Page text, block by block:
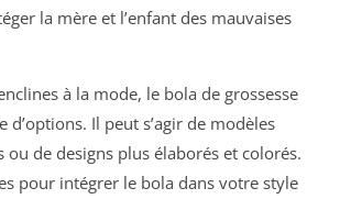
la mère et l’enfant des mauvaises
à la mode, le bola de grossesse
Il peut s’agir de modèles
ou de designs plus élaborés et colorés.
pour intégrer le bola dans votre style